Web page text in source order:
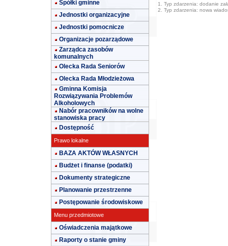
Spółki gminne
Jednostki organizacyjne
Jednostki pomocnicze
Organizacje pozarządowe
Zarządca zasobów
komunalnych
Olecka Rada Seniorów
Olecka Rada Młodzieżowa
Gminna Komisja
Rozwiązywania Problemów
Alkoholowych
Nabór pracowników na wolne
stanowiska pracy
Dostępność
Prawo lokalne
BAZA AKTÓW WŁASNYCH
Budżet i finanse (podatki)
Dokumenty strategiczne
Planowanie przestrzenne
Postępowanie środowiskowe
Menu przedmiotowe
Oświadczenia majątkowe
Raporty o stanie gminy
1. Typ zdarzenia: dodanie
2. Typ zdarzenia: nowa